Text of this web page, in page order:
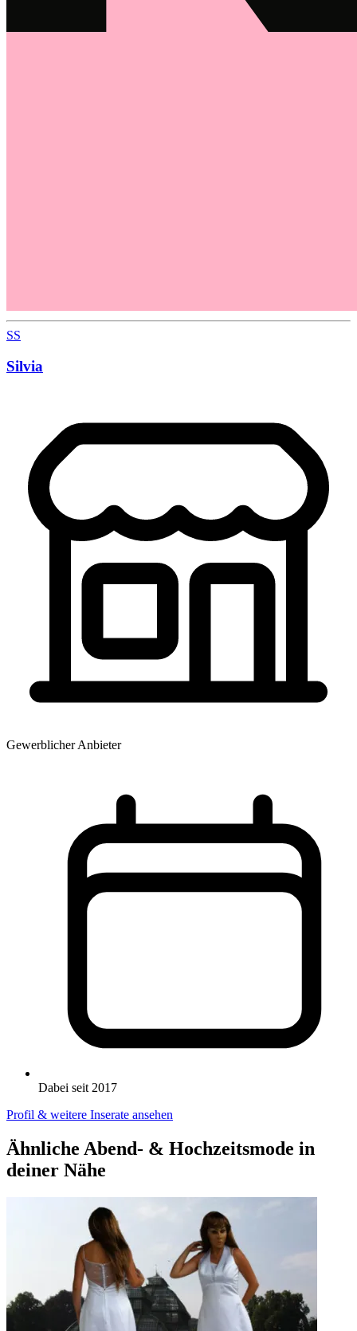
SS
Silvia
Gewerblicher Anbieter
Dabei seit 2017
Profil & weitere Inserate ansehen
Ähnliche Abend- & Hochzeitsmode in
deiner Nähe